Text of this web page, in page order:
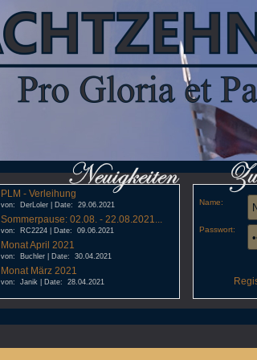
PLM - Verleihung
von: DerLoler | Date: 29.06.2021
Sommerpause: 02.08. - 22.08.2021...
von: RC2224 | Date: 09.06.2021
Monat April 2021
von: Buchler | Date: 30.04.2021
Monat März 2021
von: Janik | Date: 28.04.2021
Name:
Passwort: